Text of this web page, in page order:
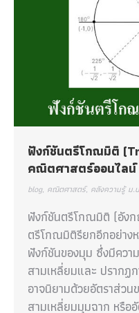
ฟังก์ชันตรีโกณมิติ
คณิตศาสตร์ออนไลน์
blog, คณิตศาสตร์, คลังความรู้ ม.
ฟังก์ชันตรีโกณมิติ (อัง
ตรีโกณมิติรียกอีกอย่าง
ฟังก์ชันของมุม ซึ่งมีคว
สามเหลี่ยมและ ปราก
อาจนิยามด้วยอัตราส่ว
สามเหลี่ยมมุมฉาก หรือ